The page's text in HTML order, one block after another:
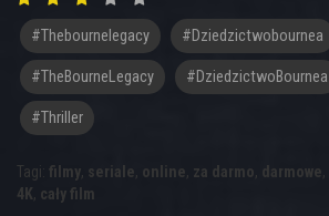
#thebournelegacy #dziedzictwobournea
#TheBourneLegacy #DziedzictwoBournea
#thriller
Tagi: filmy, seriale, online, za darmo, darmowe,
4K, cały film